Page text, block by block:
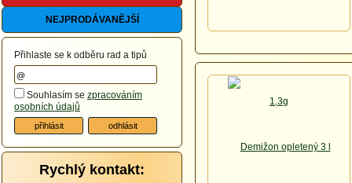
NEJPRODÁVANĚJŠÍ
Přihlaste se k odběru rad a tipů
Souhlasím se zpracováním
osobních údajů
Rychlý kontakt: